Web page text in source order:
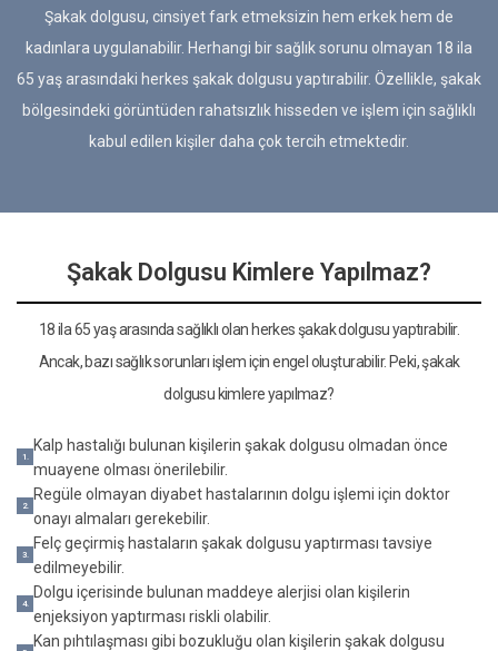
Şakak dolgusu, cinsiyet fark etmeksizin hem erkek hem de
kadınlara uygulanabilir. Herhangi bir sağlık sorunu olmayan 18 ila
65 yaş arasındaki herkes şakak dolgusu yaptırabilir. Özellikle, şakak
bölgesindeki görüntüden rahatsızlık hisseden ve işlem için sağlıklı
kabul edilen kişiler daha çok tercih etmektedir.
Şakak Dolgusu Kimlere Yapılmaz?
18 ila 65 yaş arasında sağlıklı olan herkes şakak dolgusu yaptırabilir.
Ancak, bazı sağlık sorunları işlem için engel oluşturabilir. Peki, şakak
dolgusu kimlere yapılmaz?
Kalp hastalığı bulunan kişilerin şakak dolgusu olmadan önce
muayene olması önerilebilir.
Regüle olmayan diyabet hastalarının dolgu işlemi için doktor
onayı almaları gerekebilir.
Felç geçirmiş hastaların şakak dolgusu yaptırması tavsiye
edilmeyebilir.
Dolgu içerisinde bulunan maddeye alerjisi olan kişilerin
enjeksiyon yaptırması riskli olabilir.
Kan pıhtılaşması gibi bozukluğu olan kişilerin şakak dolgusu